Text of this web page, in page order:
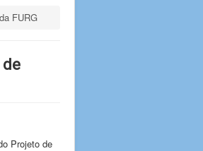
FURG
Projeto de